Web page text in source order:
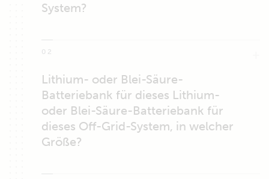
System?
02
Lithium- oder Blei-Säure-
Batteriebank für dieses Lithium-
oder Blei-Säure-Batteriebank für
dieses Off-Grid-System, in welcher
Größe?